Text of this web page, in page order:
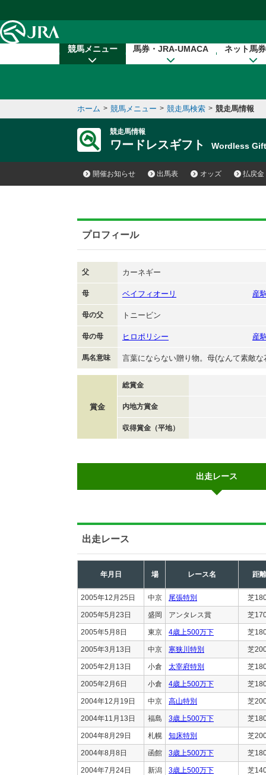
競馬メニュー 馬券・JRA-UMACA ネット馬
ホーム > 競馬メニュー > 競走馬検索 > 競走馬情報
競走馬情報
ワードレスギフト Wordless
開催お知らせ 出馬表 オッズ 払戻金
プロフィール
父 カーネギー
母 ベイフィオーリ 産
母の父 トニービン
母の母 ヒロポリシー 産
馬名意味 言葉にならない贈り物。母(なんて素敵な
賞金
総賞金
内地方賞金
収得賞金（平地）
出走レース
出走レース
年月日 場 レース名 距離
2005年12月25日 中京 尾張特別 芝
2005年5月23日 盛岡 アンタレス賞 芝
2005年5月8日 東京 4歳上500万下 芝
2005年3月13日 中京 寒狭川特別 芝
2005年2月13日 小倉 太宰府特別 芝
2005年2月6日 小倉 4歳上500万下 芝
2004年12月19日 中京 高山特別 芝
2004年11月13日 福島 3歳上500万下 芝
2004年8月29日 札幌 知床特別 芝
2004年8月8日 函館 3歳上500万下 芝
2004年7月24日 新潟 3歳上500万下 芝